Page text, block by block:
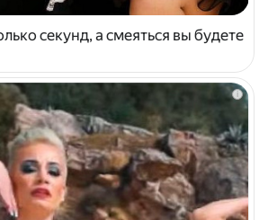
секунд, а смеяться вы будете
i